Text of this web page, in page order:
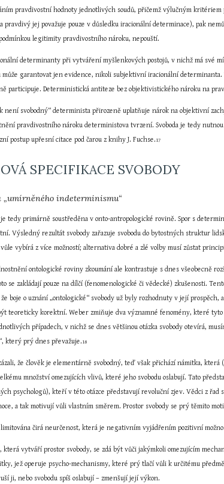
pravdivostní hodnoty jednotlivých soudů, přičemž výlučným
pravdivý jej považuje pouze v důsledku iracionální determinace), pak
legitimity pravdivostního nároku, nepouští.
determinanty při vytváření myšlenkových postojů, v nichž má své
může garantovat jen evidence, nikoli subjektivní iracionální
participuje. Deterministická antiteze bez objektivistického nároku na
není svobodný“ determinista přirozeně uplatňuje nárok na objektivní
pravdivostního nároku deterministova tvrzení. Svoboda je tedy
postup upřesní citace pod čarou z knihy J. Fuchse.17
SPECIFIKACE SVOBODY
„umírněného indeterminismu“
tedy primárně soustředěna v onto-antropologické rovině. Spor s
Výsledný rezultát svobody zařazuje svobodu do bytostných struktur
vybírá z více možností; alternativa dobré a zlé volby musí zůstat
ontologické roviny zkoumání ale kontrastuje s dnes všeobecně
se zakládají pouze na dílčí (fenomenologické či vědecké) zkušenosti.
že boje o uznání „ontologické“ svobody už byly rozhodnuty v její
teoreticky korektní. Weber zmiňuje dva významné fenomény, které tyto
případech, v nichž se dnes většinou otázka svobody otevírá,
který prý dnes převažuje.18
že člověk je elementárně svobodný, teď však přichází námitka,
množství omezujících vlivů, které jeho svobodu oslabují. Tato
psychologů), kteří v této otázce představují revoluční zjev. Vědci z
a tak motivují vůli vlastním směrem. Prostor svobody se prý těmito
která vytváří prostor svobody, se zdá být vůči jakýmkoli omezujícím
jež operuje psycho-mechanismy, které prý tlačí vůli k určitému
ji, nebo svobodu spíš oslabují – zmenšují její výkon.